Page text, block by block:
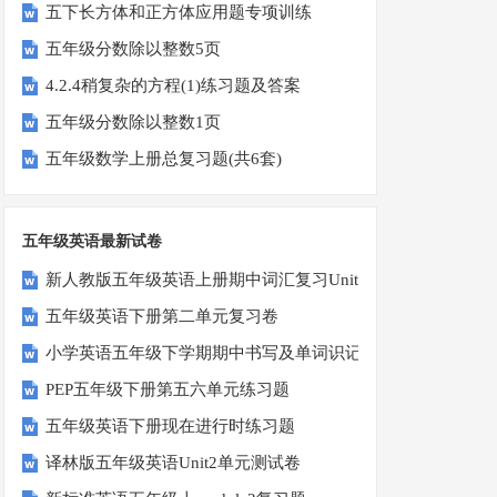
五下长方体和正方体应用题专项训练
五年级分数除以整数5页
4.2.4稍复杂的方程(1)练习题及答案
五年级分数除以整数1页
五年级数学上册总复习题(共6套)
五年级英语最新试卷
新人教版五年级英语上册期中词汇复习Unit1-Unit3
五年级英语下册第二单元复习卷
小学英语五年级下学期期中书写及单词识记测试卷
PEP五年级下册第五六单元练习题
五年级英语下册现在进行时练习题
译林版五年级英语Unit2单元测试卷